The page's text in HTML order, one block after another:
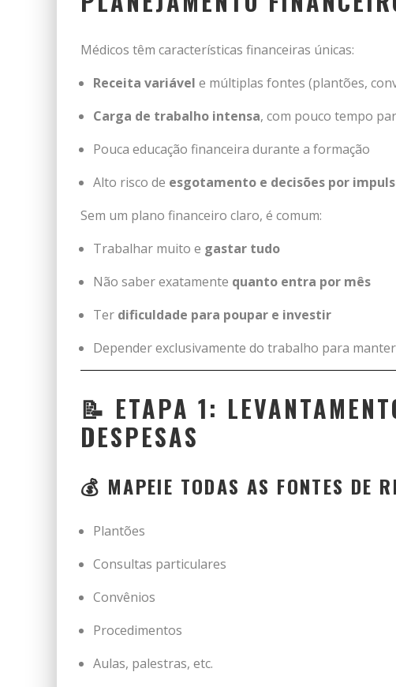
Médicos têm características financeiras únicas:
Receita variável e múltiplas fontes (plantões,
Carga de trabalho intensa, com pouco tempo
Pouca educação financeira durante a formação
Alto risco de esgotamento e decisões por
Sem um plano financeiro claro, é comum:
Trabalhar muito e gastar tudo
Não saber exatamente quanto entra por mês
Ter dificuldade para poupar e investir
Depender exclusivamente do trabalho para
📝 ETAPA 1:
DESPESAS
💰 MAPEIE TODAS AS FONTES DE
Plantões
Consultas particulares
Convênios
Procedimentos
Aulas, palestras, etc.